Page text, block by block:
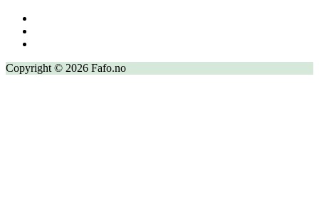
Copyright © 2026 Fafo.no